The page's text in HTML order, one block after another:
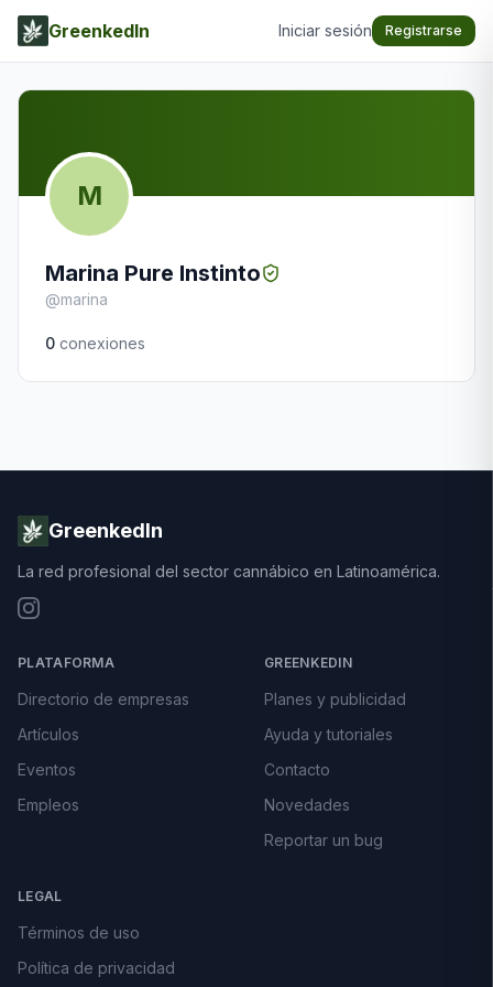
GreenkedIn Iniciar sesión Registrarse
M
Marina Pure Instinto
@marina
0 conexiones
GreenkedIn
La red profesional del sector cannábico en Latinoamérica.
PLATAFORMA
Directorio de empresas
Artículos
Eventos
Empleos
GREENKEDIN
Planes y publicidad
Ayuda y tutoriales
Contacto
Novedades
Reportar un bug
LEGAL
Términos de uso
Política de privacidad